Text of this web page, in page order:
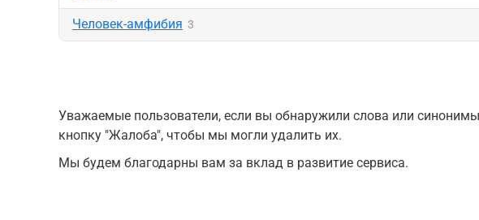
Человек-амфибия 3
Уважаемые пользователи, если вы обнаружили слова или
кнопку "Жалоба", чтобы мы могли удалить их.
Мы будем благодарны вам за вклад в развитие сервиса.